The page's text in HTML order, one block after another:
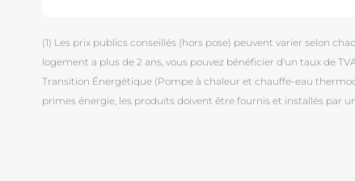
(1) Les prix publics conseillés (hors pose) peuvent varier selon
logement a plus de 2 ans, vous pouvez bénéficier d'un taux de
Transition Énergétique (Pompe à chaleur et chauffe-eau
primes énergie, les produits doivent être fournis et installés par